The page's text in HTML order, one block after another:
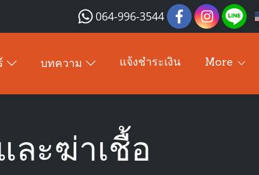
064-996-3544
บทความ แจ้งชำระเงิน More
ะฆ่าเชื้อ